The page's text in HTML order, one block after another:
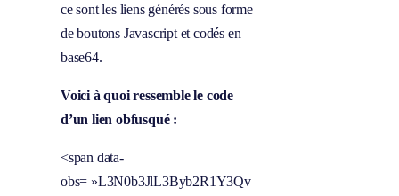
ce sont les liens générés sous forme
de boutons Javascript et codés en
base64.
Voici à quoi ressemble le code
d’un lien obfusqué :
<span data-
obs= »L3N0b3JlL3Byb2R1Y3Qv